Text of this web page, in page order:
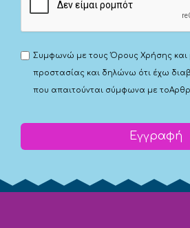
Συμφωνώ με τουςΌρους Χρήσης και
προστασίας και δηλώνω ότι έχω
που απαιτούνται σύμφωνα με το
Εγγραφή